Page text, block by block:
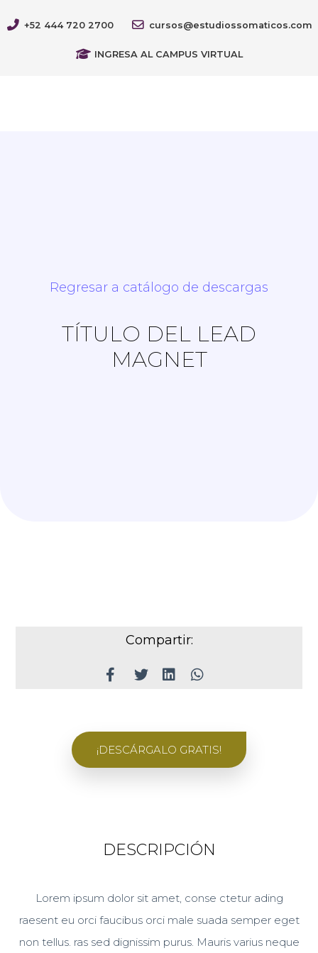
+52 444 720 2700 cursos@estudiossomaticos.com
INGRESA AL CAMPUS VIRTUAL
Regresar a catálogo de descargas
TÍTULO DEL LEAD
MAGNET
Compartir:
¡DESCÁRGALO GRATIS!
DESCRIPCIÓN
Lorem ipsum dolor sit amet, conse ctetur ading
raesent eu orci faucibus orci male suada semper eget
non tellus. ras sed dignissim purus. Mauris varius neque